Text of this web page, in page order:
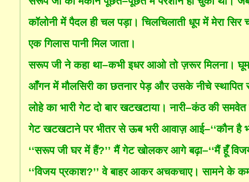
कॉलोनी में पैदल ही चल पड़ा। चिलचिलाती धूप में मेरा
एक गिलास पानी मिल जाता।
सरूप जी ने कहा था–कभी इधर आओ तो ज़रूर मिलना।
आँगन में मौलसिरी का छतनार पेड़ और उसके नीचे स्थापित
लोहे का भारी गेट दो बार खटखटाया। नारी–कंठ की
गेट खटखटाने पर भीतर से ऊब भरी आवाज़ आई–‘‘कौन है
‘‘सरूप जी घर में हैं?’’ मैं गेट खोलकर आगे बढ़ा–‘‘मैं हूँ
‘‘विजय प्रकाश?’’ वे बाहर आकर अचकचाए। सामने के